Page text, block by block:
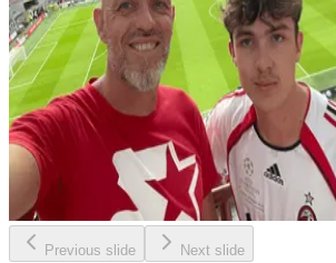
Previous slide Next slide